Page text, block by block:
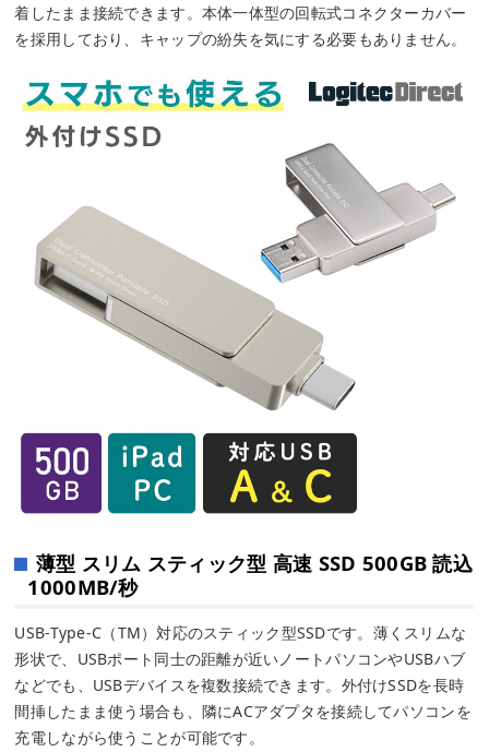
着したまま接続できます。本体一体型の回転式コネクターカバー
を採用しており、キャップの紛失を気にする必要もありません。
薄型 スリム スティック型 高速 SSD 500GB 読込
1000MB/秒
USB-Type-C（TM）対応のスティック型SSDです。薄くスリムな
形状で、USBポート同士の距離が近いノートパソコンやUSBハブ
などでも、USBデバイスを複数接続できます。外付けSSDを長時
間挿したまま使う場合も、隣にACアダプタを接続してパソコンを
充電しながら使うことが可能です。